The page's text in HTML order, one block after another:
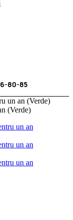
80-85
un an (Verde)
(Verde)